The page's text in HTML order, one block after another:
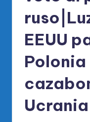
el
REEUU
Polonia
Ucrania